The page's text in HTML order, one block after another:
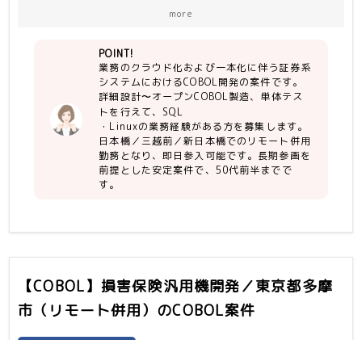
・ブラウザ：Microsoft Edge
・言語クラサバ：Java、JavaScript、
JSP、Vue.js
・バッチ：COBOL（MFCOBOL、
COBOL2002）、SQL、Java、Cシェ
ル
・勤怠に問題が無い方
【尚可】
・基本設計の経験
・Javaの開発経験
more
POINT!
業務のクラウド化および一本化に伴う証券系
システムにおけるCOBOL開発の案件です。
詳細設計〜オープンCOBOL製造、単体テス
トを行えて、SQL
・Linuxの業務経験がある方を募集します。
日本橋／三越前／新日本橋でのリモート併用
勤務となり、即日参入可能です。長期参画を
前提とした安定案件で、50代前半までで
す。
【COBOL】損害保険汎用機開発／東京都多摩
市（リモート併用） のCOBOL案件